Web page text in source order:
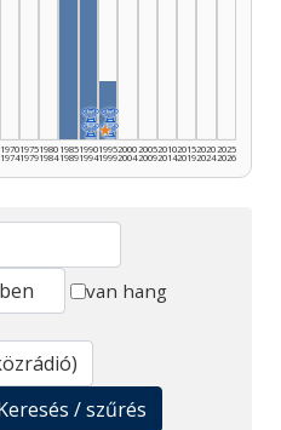
1970
1974
1975
1979
1980
1984
1985
1989
🏆
🏆
1990
1994
🏆
🏆
★
1995
1999
2000
2004
2005
2009
2010
2014
2015
2019
2020
2024
2025
2026
van hang
/ szűrés